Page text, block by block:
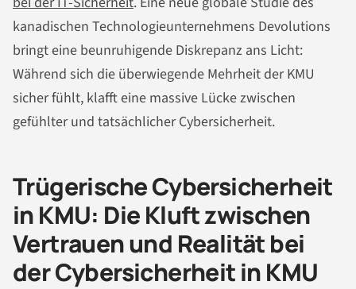
kanadischen Technologieunternehmens Devolutions
bringt eine beunruhigende Diskrepanz ans Licht:
Während sich die überwiegende Mehrheit der KMU
sicher fühlt, klafft eine massive Lücke zwischen
gefühlter und tatsächlicher Cybersicherheit.
Trügerische Cybersicherheit
in KMU: Die Kluft zwischen
Vertrauen und Realität bei
der Cybersicherheit in KMU